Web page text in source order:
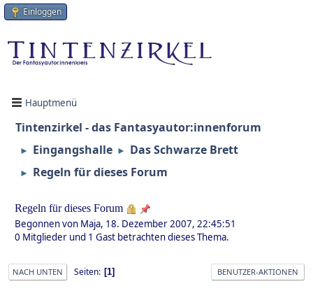
Einloggen
Hauptmenü
Tintenzirkel - das Fantasyautor:innenforum
► Eingangshalle ► Das Schwarze Brett
► Regeln für dieses Forum
Regeln für dieses Forum
Begonnen von Maja, 18. Dezember 2007, 22:45:51
0 Mitglieder und 1 Gast betrachten dieses Thema.
NACH UNTEN Seiten 1 BENUTZER-AKTIONEN